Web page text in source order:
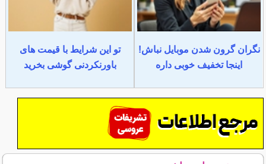
نگران گرون شدن موبایل نباش!
اینجا تخفیف خوبی داره
تو این شرایط با قیمت های
باورنکردنی گوشی بخرید